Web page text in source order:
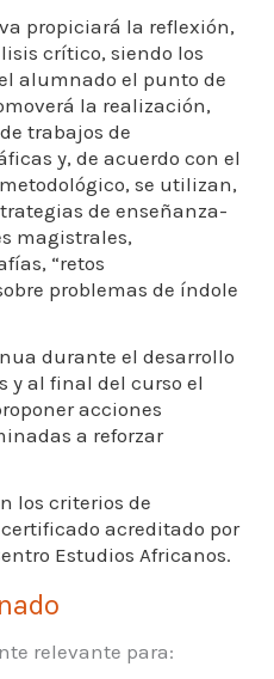
propiciará la reflexión,
crítico, siendo los
alumnado el punto de
la realización,
trabajos de
y, de acuerdo con el
se utilizan,
de enseñanza-
magistrales,
“retos
problemas de índole
durante el desarrollo
y al final del curso el
acciones
a reforzar
los criterios de
acreditado por
Estudios Africanos.
relevante para: